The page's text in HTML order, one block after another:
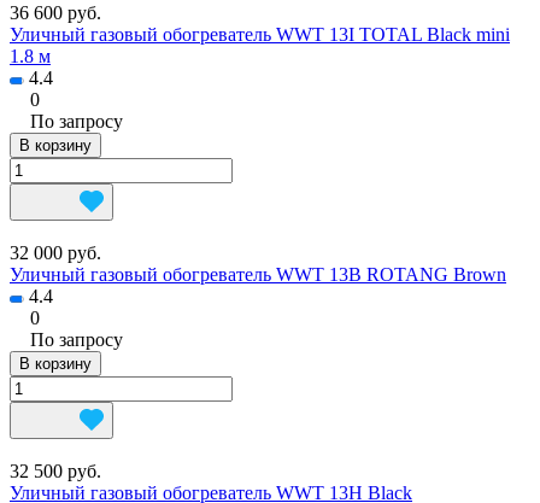
36 600 руб.
Уличный газовый обогреватель WWT 13I TOTAL Black mini
1.8 м
4.4
0
По запросу
В корзину
32 000 руб.
Уличный газовый обогреватель WWT 13B ROTANG Brown
4.4
0
По запросу
В корзину
32 500 руб.
Уличный газовый обогреватель WWT 13H Black